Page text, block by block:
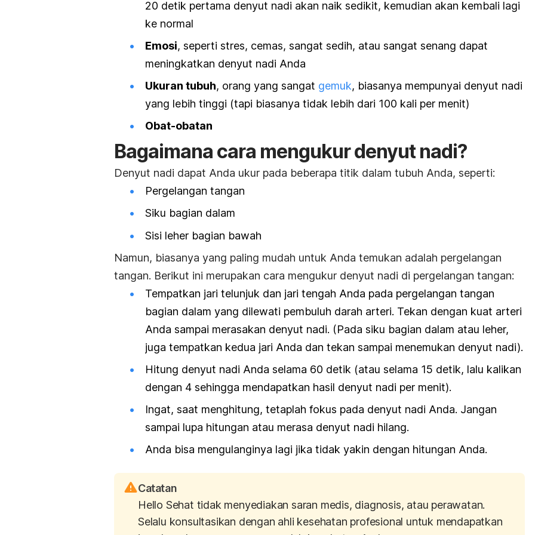
20 detik pertama denyut nadi akan naik sedikit, kemudian akan kembali lagi
ke normal
Emosi, seperti stres, cemas, sangat sedih, atau sangat senang dapat
meningkatkan denyut nadi Anda
Ukuran tubuh, orang yang sangat gemuk, biasanya mempunyai denyut nadi
yang lebih tinggi (tapi biasanya tidak lebih dari 100 kali per menit)
Obat-obatan
Bagaimana cara mengukur denyut nadi?
Denyut nadi dapat Anda ukur pada beberapa titik dalam tubuh Anda, seperti:
Pergelangan tangan
Siku bagian dalam
Sisi leher bagian bawah
Namun, biasanya yang paling mudah untuk Anda temukan adalah pergelangan
tangan. Berikut ini merupakan cara mengukur denyut nadi di pergelangan tangan:
Tempatkan jari telunjuk dan jari tengah Anda pada pergelangan tangan
bagian dalam yang dilewati pembuluh darah arteri. Tekan dengan kuat arteri
Anda sampai merasakan denyut nadi. (Pada siku bagian dalam atau leher,
juga tempatkan kedua jari Anda dan tekan sampai menemukan denyut nadi).
Hitung denyut nadi Anda selama 60 detik (atau selama 15 detik, lalu kalikan
dengan 4 sehingga mendapatkan hasil denyut nadi per menit).
Ingat, saat menghitung, tetaplah fokus pada denyut nadi Anda. Jangan
sampai lupa hitungan atau merasa denyut nadi hilang.
Anda bisa mengulanginya lagi jika tidak yakin dengan hitungan Anda.
Catatan
Hello Sehat tidak menyediakan saran medis, diagnosis, atau perawatan.
Selalu konsultasikan dengan ahli kesehatan profesional untuk mendapatkan